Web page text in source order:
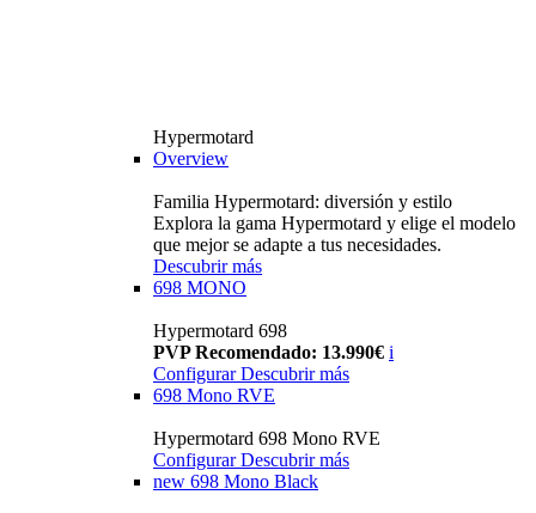
Hypermotard
Overview
Familia Hypermotard: diversión y estilo
Explora la gama Hypermotard y elige el modelo
que mejor se adapte a tus necesidades.
Descubrir más
698 MONO
Hypermotard 698
PVP Recomendado: 13.990€ i
ConfigurarDescubrir más
698 Mono RVE
Hypermotard 698 Mono RVE
Configurar Descubrir más
new 698 Mono Black